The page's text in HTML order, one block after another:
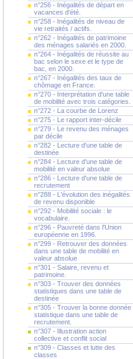
n°256 - Inégalités de départ en
vacances d'été.
n°258 - Inégalités de niveau de
vie retraités / actifs.
n°262 - Inégalités de patrimoine
des ménages salariés en 2000.
n°264 - Inégalités de réussite au
bac selon le sexe et le type de
bac, en 2000.
n°267 - Inégalités des taux de
chômage en France.
n°270 - Interprétation d'une table
de mobilité avec trois catégories.
n°272 - La courbe de Lorenz
n°275 - Le rapport inter-décile
n°279 - Le revenu des ménages
par décile
n°282 - Lecture d'une table de
destinée
n°284 - Lecture d'une table de
mobilité en valeur absolue
n°286 - Lecture d'une table de
recrutement
n°288 - L'évolution des inégalités
de revenu disponible
n°292 - Mobilité sociale : le
vocabulaire.
n°296 - Pauvreté dans l'Union
européenne en 1996.
n°299 - Retrouver des données
dans une table de mobilité en
valeur absolue
n°301 - Salaire, revenu et
patrimoine.
n°303 - Trouver des données
statistiques dans une table de
destinée
n°305 - Trouver la bonne donnée
statistique dans une table de
recrutement.
n°307 - Illustration action
collective et conflit social
n°309 - Classes et lutte des
classes